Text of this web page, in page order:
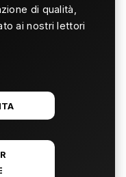
di qualità,
ai nostri lettori